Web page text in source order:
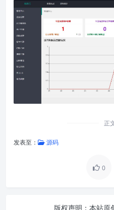
正
发表至： 源码
0
版权声明： 本站原